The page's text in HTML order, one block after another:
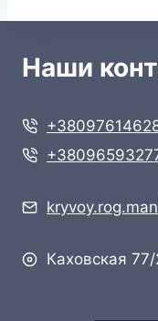
Наши
Каховская 77/